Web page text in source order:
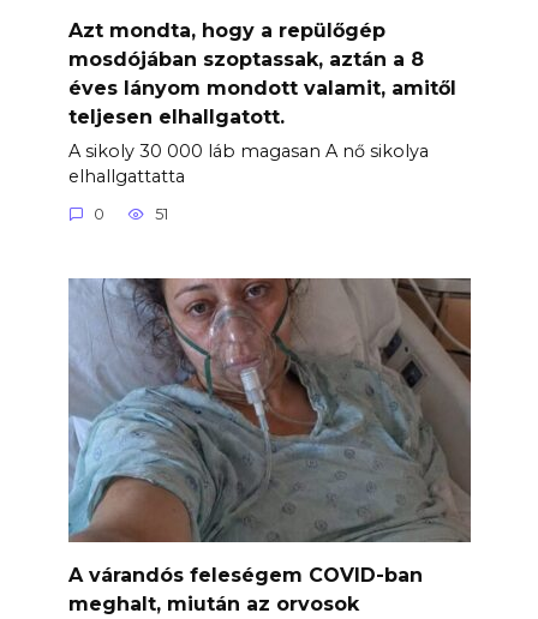
Azt mondta, hogy a repülőgép
mosdójában szoptassak, aztán a 8
éves lányom mondott valamit, amitől
teljesen elhallgatott.
A sikoly 30 000 láb magasan A nő sikolya
elhallgattatta
0 51
A várandós feleségem COVID-ban
meghalt, miután az orvosok